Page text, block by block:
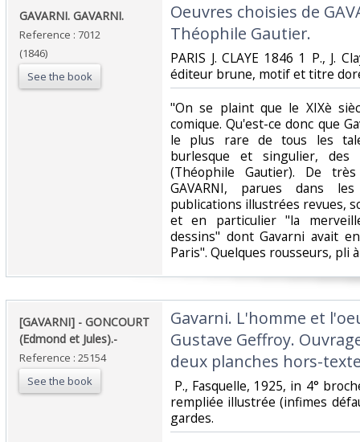
‎GAVARNI. GAVARNI.‎
Reference : 7012
(1846)
See the book
‎Oeuvres choisies de
Théophile Gautier. ‎
‎PARIS J. CLAYE 1846 1 P., J.
éditeur brune, motif et titre
‎"On se plaint que le XIXè
comique. Qu'est-ce donc que
le plus rare de tous les
burlesque et singulier,
(Théophile Gautier). De
GAVARNI, parues dans
publications illustrées revues,
et en particulier "la
dessins" dont Gavarni avait
Paris". Quelques rousseurs, pli
‎[GAVARNI] - GONCOURT
(Edmond et Jules).-‎
Reference : 25154
See the book
‎Gavarni. L'homme et
Gustave Geffroy.
deux planches hors-
P., Fasquelle, 1925, in 4°
rempliée illustrée (infimes
gardes. ‎